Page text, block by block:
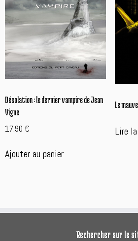
Désolation : le dernier vampire de Jean
Vigne
17.90 €
Ajouter au panier
Le
Lire
Rechercher sur le